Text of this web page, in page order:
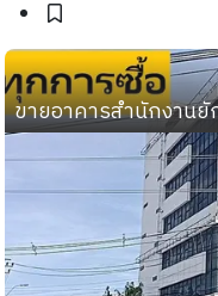
จอมเทียน
ขายอาคารสำนักงาน